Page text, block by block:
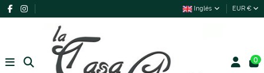
Inglés EUR €
0